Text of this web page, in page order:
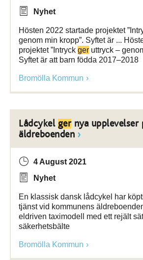
Nyhet
Hösten 2022 startade projektet
genom min kropp”. Syftet är ...
projektet ”Intryck ger uttryck –
Syftet är att barn födda 2017–2018
Bromölla Kommun
Lådcykel gernya upplevelser
äldreboenden
4 August 2021
Nyhet
En klassisk dansk lådcykel har
tjänst vid kommunens
eldriven taximodell med ett rejält
säkerhetsbälte
Bromölla Kommun